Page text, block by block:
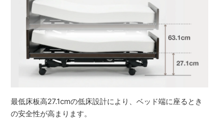
最低床板高27.1cmの低床設計により、ベッド端に座るとき
の安全性が高まります。